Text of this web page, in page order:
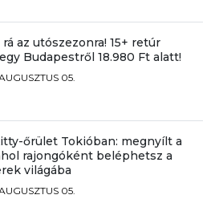
az utószezonra! 15+ retúr
Budapestről 18.980 Ft alatt!
05.
őrület Tokióban: megnyílt a
rajongóként beléphetsz a
világába
05.